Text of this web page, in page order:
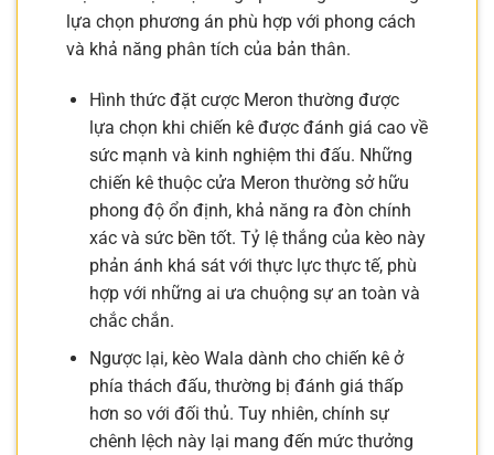
lựa chọn phương án phù hợp với phong cách
và khả năng phân tích của bản thân.
Hình thức đặt cược Meron thường được
lựa chọn khi chiến kê được đánh giá cao về
sức mạnh và kinh nghiệm thi đấu. Những
chiến kê thuộc cửa Meron thường sở hữu
phong độ ổn định, khả năng ra đòn chính
xác và sức bền tốt. Tỷ lệ thắng của kèo này
phản ánh khá sát với thực lực thực tế, phù
hợp với những ai ưa chuộng sự an toàn và
chắc chắn.
Ngược lại, kèo Wala dành cho chiến kê ở
phía thách đấu, thường bị đánh giá thấp
hơn so với đối thủ. Tuy nhiên, chính sự
chênh lệch này lại mang đến mức thưởng